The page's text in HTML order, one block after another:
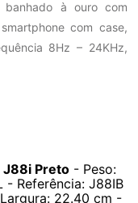
à ouro com
com case,
8Hz – 24KHz,
J88i Preto - Peso:
- Referência: J88IB
22.40 cm -